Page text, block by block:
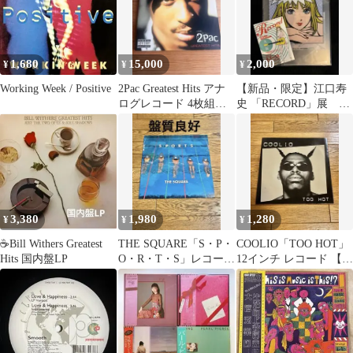
¥1,680
Working Week / Positive
¥ 15,000
2Pac Greatest Hits アナ
ログレコード 4枚組
USオリジナル
¥ 2,000
【新品・限定】江口寿
史 「RECORD」展 ク
リアファイル 2枚セッ
¥3,380
☕Bill Withers Greatest
Hits 国内盤LP
¥ 1,980
THE SQUARE「S・P・
O・R・T・S」レコード
【特価】中古
¥ 1,280
COOLIO「TOO HOT」
12インチ レコード 【特
価】中古